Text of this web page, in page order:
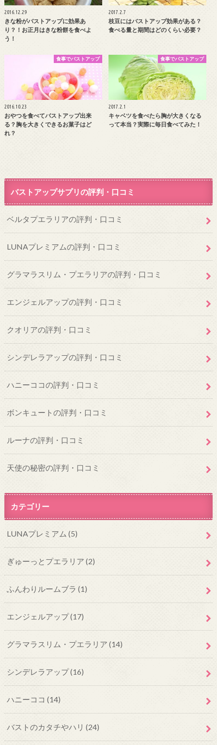
2016.12.29
きな粉がバストアップに効果あ
り？！お正月はきな粉餅を食べよ
う！
2017.2.7
枝豆にはバストアップ効果がある？
食べる量と期間はどのくらい必要？
食事でバストアップ
2016.10.23
おやつを食べてバストアップ出来
る？胸を大きくできるお菓子はど
れ？
食事でバストアップ
2017.2.1
キャベツを食べたら胸が大きくなる
って本当？実際に毎日食べてみた！
バストアップサプリの評判・口コミ
ベルタプエラリアの評判・口コミ
LUNAプレミアムの評判・口コミ
グラマラスリム・プエラリアの評判・口コミ
エンジェルアップの評判・口コミ
クオリアの評判・口コミ
シンデレラアップの評判・口コミ
ハニーココの評判・口コミ
ボンキュートの評判・口コミ
ルーナの評判・口コミ
天使の秘密の評判・口コミ
カテゴリー
LUNAプレミアム (5)
ぎゅーっとプエラリア (2)
ふんわりルームブラ (1)
エンジェルアップ(17)
グラマラスリム・プエラリア (14)
シンデレラアップ(16)
ハニーココ (14)
バストのカタチやハリ (24)